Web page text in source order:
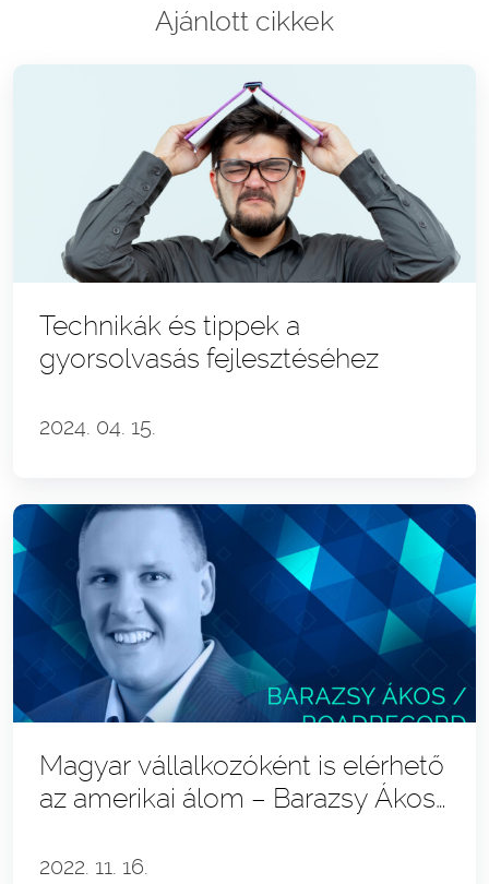
Ajánlott cikkek
Technikák és tippek a
gyorsolvasás fejlesztéséhez
2024. 04. 15.
Magyar vállalkozóként is elérhető
az amerikai álom – Barazsy Ákos
2022. 11. 16.